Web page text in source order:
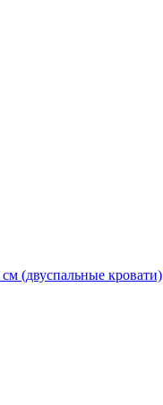
(двуспальные кровати)